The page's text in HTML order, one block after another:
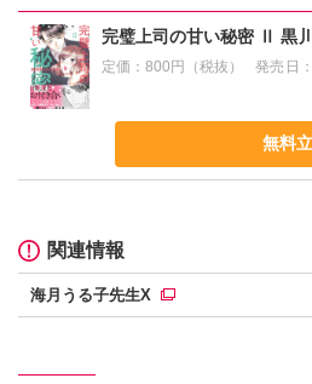
完璧上司の甘い秘密 Ⅱ 黒
定価：800円（税抜） 発売日：
無料
関連情報
海月うる子先生X